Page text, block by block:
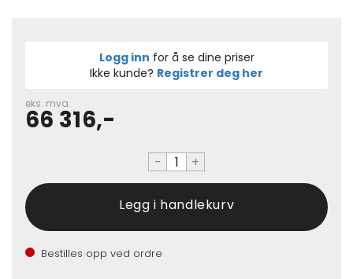
Logg inn for å se dine priser
Ikke kunde? Registrer deg her
eks. mva.
66 316,-
- +
Bestilles opp ved ordre